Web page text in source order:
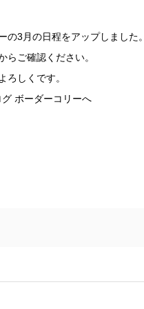
の3月の日程をアップしました
らご確認ください。
ろしくです。